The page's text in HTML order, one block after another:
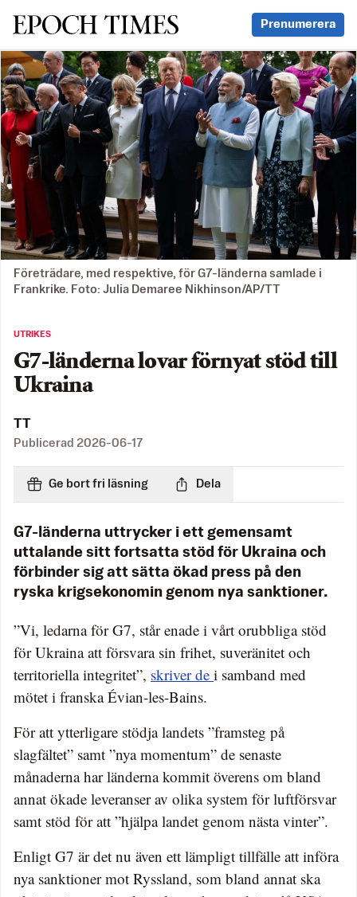
Svenska Epoch Times Prenumerera
Företrädare, med respektive, för G7-länderna samlade i
Frankrike. Foto: Julia Demaree Nikhinson/AP/TT
UTRIKES
G7-länderna lovar förnyat stöd till
Ukraina
TT
Publicerad 2026-06-17
Ge bort fri läsning Dela
G7-länderna uttrycker i ett gemensamt
uttalande sitt fortsatta stöd för Ukraina och
förbinder sig att sätta ökad press på den
ryska krigsekonomin genom nya sanktioner.
”Vi, ledarna för G7, står enade i vårt orubbliga stöd
för Ukraina att försvara sin frihet, suveränitet och
territoriella integritet”, skriver de i samband med
mötet i franska Évian-les-Bains.
För att ytterligare stödja landets ”framsteg på
slagfältet” samt ”nya momentum” de senaste
månaderna har länderna kommit överens om bland
annat ökade leveranser av olika system för luftförsvar
samt stöd för att ”hjälpa landet genom nästa vinter”.
Enligt G7 är det nu även ett lämpligt tillfälle att införa
nya sanktioner mot Ryssland, som bland annat ska